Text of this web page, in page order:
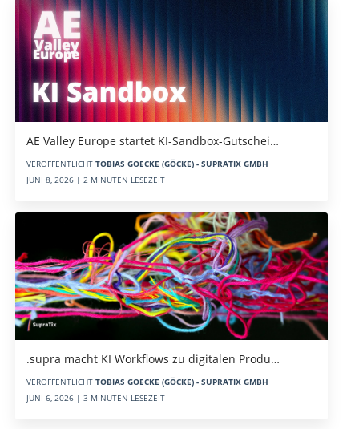
AE Valley Europe startet KI-Sandbox-Gutschei…
VERÖFFENTLICHT TOBIAS GOECKE (GÖCKE) - SUPRATIX GMBH
JUNI 8, 2026 | 2 MINUTEN LESEZEIT
.supra macht KI Workflows zu digitalen Produ…
VERÖFFENTLICHT TOBIAS GOECKE (GÖCKE) - SUPRATIX GMBH
JUNI 6, 2026 | 3 MINUTEN LESEZEIT